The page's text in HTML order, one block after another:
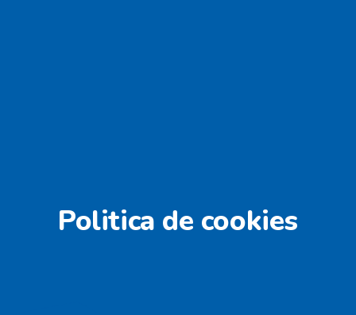
Politica de cookies